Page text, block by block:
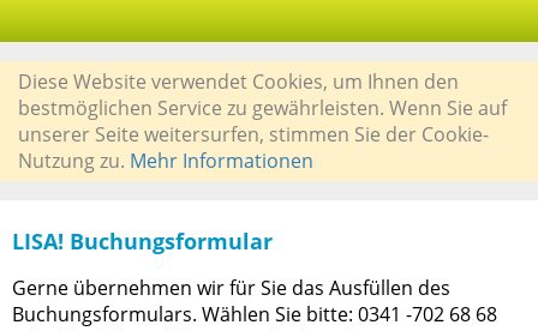
Diese Website verwendet Cookies, um Ihnen den
bestmöglichen Service zu gewährleisten. Wenn Sie auf
unserer Seite weitersurfen, stimmen Sie der Cookie-
Nutzung zu. Mehr Informationen
LISA! Buchungsformular
Gerne übernehmen wir für Sie das Ausfüllen des
Buchungsformulars. Wählen Sie bitte: 0341 -702 68 68